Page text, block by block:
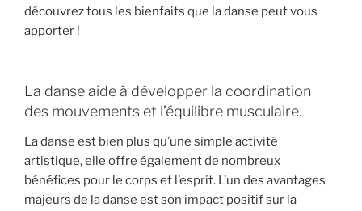
découvrez tous les bienfaits que la danse peut vous
apporter !
La danse aide à développer la coordination
des mouvements et l’équilibre musculaire.
La danse est bien plus qu’une simple activité
artistique, elle offre également de nombreux
bénéfices pour le corps et l’esprit. L’un des avantages
majeurs de la danse est son impact positif sur la